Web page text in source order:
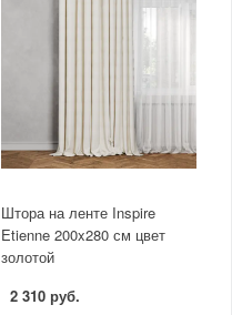
Штора на ленте Inspire
Etienne 200x280 см цвет
золотой
2 310 руб.